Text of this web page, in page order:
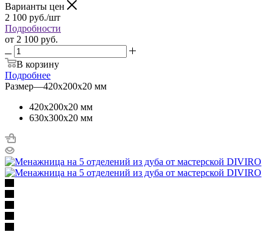
Варианты цен
2 100 руб./шт
Подробности
от 2 100 руб.
В корзину
Подробнее
Размер—420х200х20 мм
420х200х20 мм
630х300x20 мм